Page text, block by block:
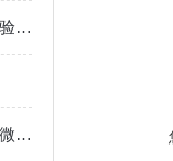
便携式荧光分析仪相比传统的实验室仪器具有的优势
金属元素分析仪光谱仪适用于从微量到高含量元素的宽范围分析